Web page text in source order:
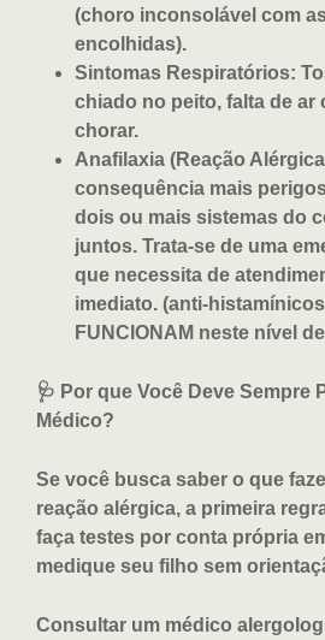
(choro inconsolável com
encolhidas).
Sintomas Respiratórios:
chiado no peito, falta de ar
chorar.
Anafilaxia (Reação
consequência mais
dois ou mais sistemas do
juntos. Trata-se de uma
que necessita de
imediato. (anti-
FUNCIONAM neste nível
🩺 Por que Você Deve Sempre
Médico?
Se você busca saber o que
reação alérgica, a primeira
faça testes por conta própria
medique seu filho sem
Consultar um médico